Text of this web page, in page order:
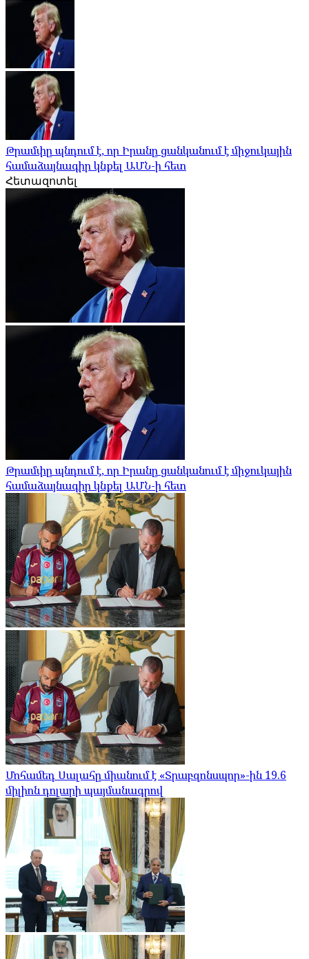
Թրամփը պնդում է, որ Իրանը ցանկանում է միջուկային
համաձայնագիր կնքել ԱՄՆ-ի հետ
Հետազոտել
Թրամփը պնդում է, որ Իրանը ցանկանում է միջուկային
համաձայնագիր կնքել ԱՄՆ-ի հետ
Մոհամեդ Սալահը միանում է «Տրաբզոնսպոր»-ին 19.6
միլիոն դոլարի պայմանագրով